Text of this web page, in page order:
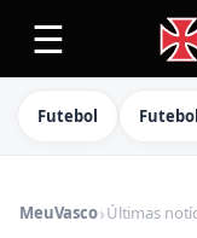
☰
Futebol
MeuVasco›Últimas